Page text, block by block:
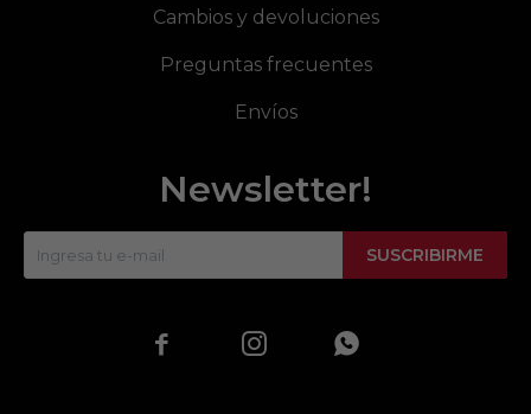
Cambios y devoluciones
Preguntas frecuentes
Envíos
Newsletter!
SUSCRIBIRME
  